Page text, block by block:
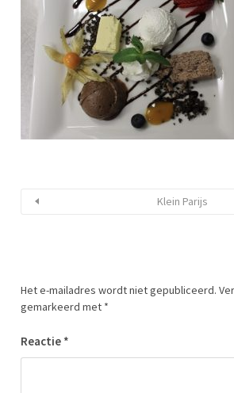
Klein Parijs
Het e-mailadres wordt niet gepubliceerd.
gemarkeerd met *
Reactie *